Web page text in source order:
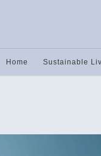
Home Sustainable